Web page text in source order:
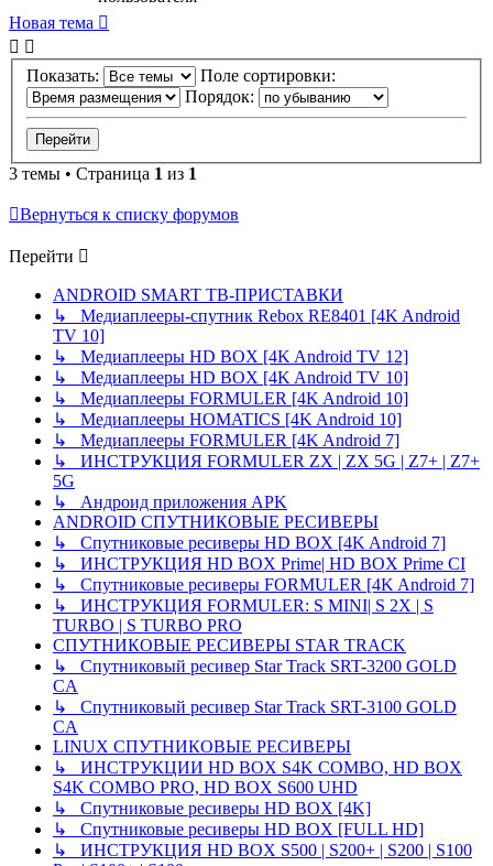
Новая тема
Показать:
Поле сортировки:
Порядок:
3 темы • Страница 1 из 1
Вернуться к списку форумов
Перейти
ANDROID SMART ТВ-ПРИСТАВКИ
↳ Медиаплееры-спутник Rebox RE8401 [4K Android
TV 10]
↳ Медиаплееры HD BOX [4K Android TV 12]
↳ Медиаплееры HD BOX [4K Android TV 10]
↳ Медиаплееры FORMULER [4K Android 10]
↳ Медиаплееры HOMATICS [4K Android 10]
↳ Медиаплееры FORMULER [4K Android 7]
↳ ИНСТРУКЦИЯ FORMULER ZX | ZX 5G | Z7+ | Z7+
5G
↳ Андроид приложения APK
ANDROID СПУТНИКОВЫЕ РЕСИВЕРЫ
↳ Спутниковые ресиверы HD BOX [4K Android 7]
↳ ИНСТРУКЦИЯ HD BOX Prime| HD BOX Prime CI
↳ Спутниковые ресиверы FORMULER [4K Android 7]
↳ ИНСТРУКЦИЯ FORMULER: S MINI| S 2X | S
TURBO | S TURBO PRO
СПУТНИКОВЫЕ РЕСИВЕРЫ STAR TRACK
↳ Спутниковый ресивер Star Track SRT-3200 GOLD
CA
↳ Спутниковый ресивер Star Track SRT-3100 GOLD
CA
LINUX СПУТНИКОВЫЕ РЕСИВЕРЫ
↳ ИНСТРУКЦИИ HD BOX S4K COMBO, HD BOX
S4K COMBO PRO, HD BOX S600 UHD
↳ Спутниковые ресиверы HD BOX [4K]
↳ Спутниковые ресиверы HD BOX [FULL HD]
↳ ИНСТРУКЦИЯ HD BOX S500 | S200+ | S200 | S100